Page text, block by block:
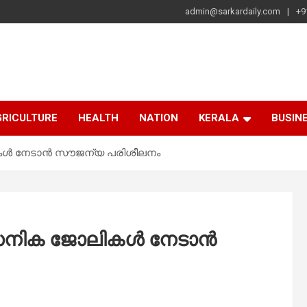
admin@sarkardaily.com
HEALTH NATION KERALA
നേടാന്‍ സൗജന്യ പരിശീലനം
ജോലികള്‍ നേടാന്‍